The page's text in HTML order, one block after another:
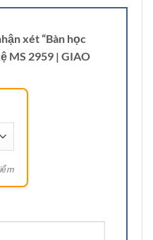
xét “Bàn học
MS 2959 | GIAO